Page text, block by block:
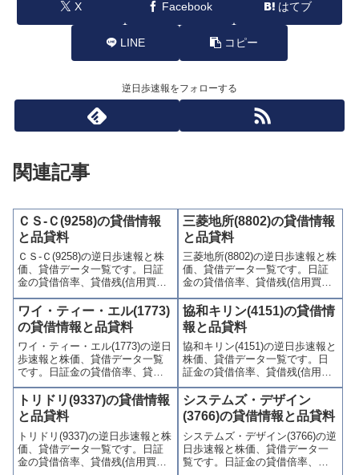
X Facebook はてブ
LINE コピー
逆日歩速報をフォローする
関連記事
ＣＳ-Ｃ(9258)の貸借情報
と品貸料
ＣＳ-Ｃ(9258)の逆日歩速報と株
価、貸借データ一覧です。日証
金の貸借倍率、貸借残(信用買
残、信用売残)、品貸料(逆日
歩)、東証の週末残高、規制(注意
喚起・申込停止)など、空売り関
連情報を集計し、図解でわかり
やすくまとめて掲載していま
す。
三菱地所(8802)の貸借情報
と品貸料
三菱地所(8802)の逆日歩速報と株
価、貸借データ一覧です。日証
金の貸借倍率、貸借残(信用買
残、信用売残)、品貸料(逆日
歩)、東証の週末残高、規制(注意
喚起・申込停止)など、空売り関
連情報を集計し、図解でわかり
やすくまとめて掲載していま
す。
ワイ・ティー・エル(1773)
の貸借情報と品貸料
ワイ・ティー・エル(1773)の逆日
歩速報と株価、貸借データ一覧
です。日証金の貸借倍率、貸借
残(信用買残、信用売残)、品貸料
(逆日歩)、東証の週末残高、規制
(注意喚起・申込停止)など、空売
り関連情報を集計し、図解でわ
かりやすくまとめて掲載してい
ます。
協和キリン(4151)の貸借情
報と品貸料
協和キリン(4151)の逆日歩速報と
株価、貸借データ一覧です。日
証金の貸借倍率、貸借残(信用買
残、信用売残)、品貸料(逆日
歩)、東証の週末残高、規制(注意
喚起・申込停止)など、空売り関
連情報を集計し、図解でわかり
やすくまとめて掲載していま
す。
トリドリ(9337)の貸借情報
と品貸料
トリドリ(9337)の逆日歩速報と株
価、貸借データ一覧です。日証
金の貸借倍率、貸借残(信用買
システムズ・デザイン
(3766)の貸借情報と品貸料
システムズ・デザイン(3766)の逆
日歩速報と株価、貸借データ一
覧です。日証金の貸借倍率、貸